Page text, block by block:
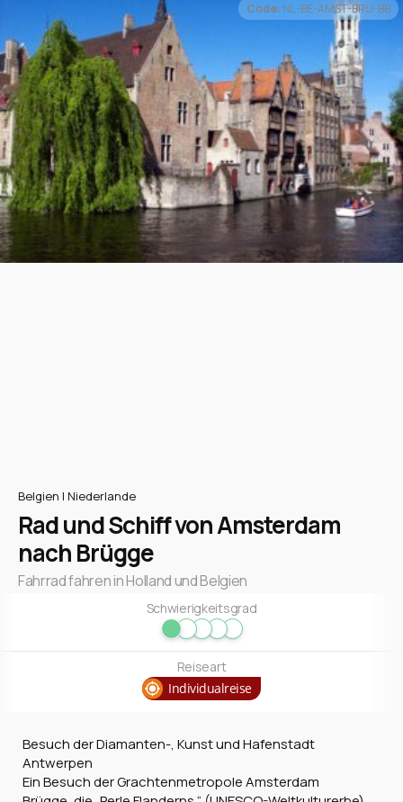
Code: NL-BE-AMST-BRU-BB
Belgien | Niederlande
Rad und Schiff von Amsterdam
nach Brügge
Fahrrad fahren in Holland und Belgien
Schwierigkeitsgrad
Reiseart
Individualreise
Besuch der Diamanten-, Kunst und Hafenstadt
Antwerpen
Ein Besuch der Grachtenmetropole Amsterdam